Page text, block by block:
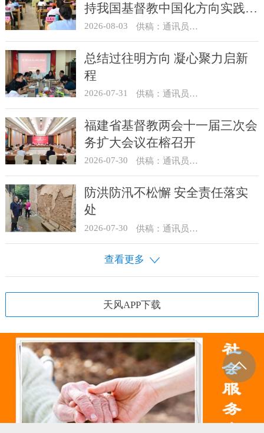
持我国基督教中国化方向实践能
力专题培训
2026-08-03 供稿：通讯员 王建春 摄影：史爱梅
总结过往明方向 凝心聚力启新
程
2026-07-31 供稿：通讯员 冯莉琴
福建省基督教两会十一届三次会
务扩大会议在榕召开
2026-07-30 供稿：通讯员 杨莹莹
防洪防汛不松懈 安全责任落实
处
2026-07-30 供稿：通讯员 骆合祥
查看更多
天风APP下载